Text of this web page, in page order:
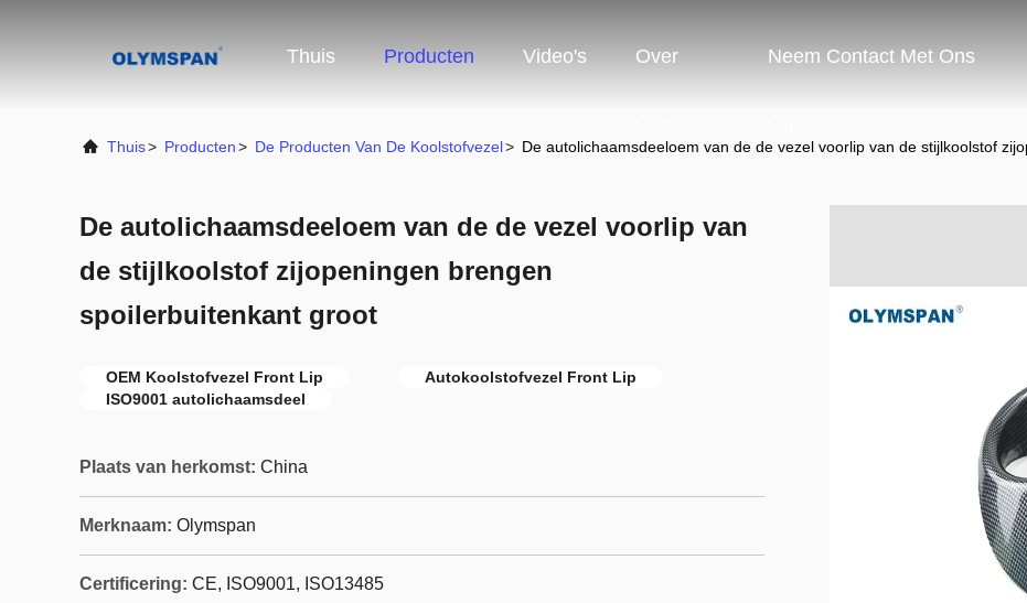
Thuis Producten Video's Over Neem Contact Met Ons
Thuis> Producten> De Producten Van De Koolstofvezel> De autolichaamsdeeloem van de de vezel voorlip van de stijlkoolstof
De autolichaamsdeeloem van de de vezel voorlip van
de stijlkoolstof zijopeningen brengen
spoilerbuitenkant groot
OEM Koolstofvezel Front Lip
Autokoolstofvezel Front Lip
ISO9001 autolichaamsdeel
Plaats van herkomst: China
Merknaam: Olymspan
Certificering: CE, ISO9001, ISO13485